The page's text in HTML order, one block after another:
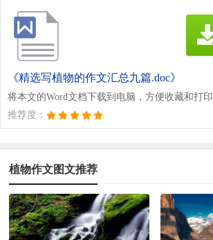
《精选写植物的作文汇总九篇.doc》
将本文的Word文档下载到电脑，方便收藏和打印
推荐度：
植物作文图文推荐